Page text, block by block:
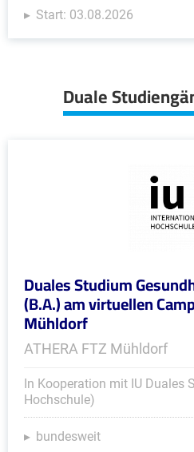
Start: 03.08.2026
Duale
Duales Studium
(B.A.) am virtuellen
Mühldorf
ATHERA FTZ Mühldorf
In Kooperation mit IU Duales
Hochschule)
bundesweit